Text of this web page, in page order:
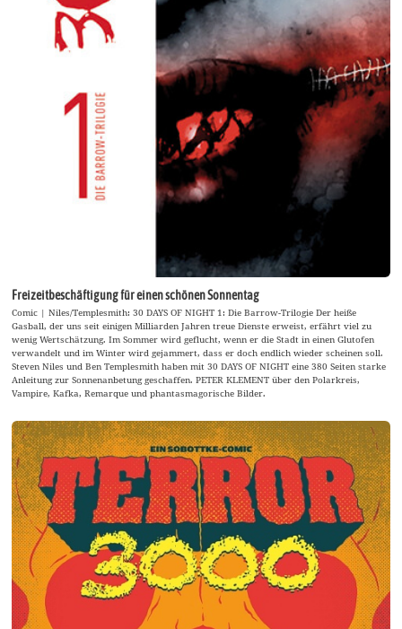
Freizeitbeschäftigung für einen schönen Sonnentag
Comic | Niles/Templesmith: 30 DAYS OF NIGHT 1: Die Barrow-Trilogie Der heiße
Gasball, der uns seit einigen Milliarden Jahren treue Dienste erweist, erfährt viel zu
wenig Wertschätzung. Im Sommer wird geflucht, wenn er die Stadt in einen Glutofen
verwandelt und im Winter wird gejammert, dass er doch endlich wieder scheinen soll.
Steven Niles und Ben Templesmith haben mit 30 DAYS OF NIGHT eine 380 Seiten starke
Anleitung zur Sonnenanbetung geschaffen. PETER KLEMENT über den Polarkreis,
Vampire, Kafka, Remarque und phantasmagorische Bilder.